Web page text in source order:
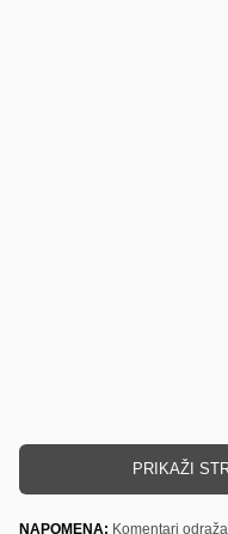
PRIKAŽI
NAPOMENA: Komentari